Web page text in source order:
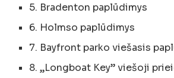
5. Bradenton paplūdimys
6. Holmso paplūdimys
7. Bayfront parko viešasis
8. „Longboat Key” viešoji